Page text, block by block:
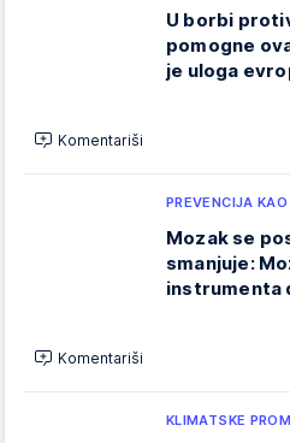
U borbi
pomogne
je uloga
Komentariši
PREVENCIJA
Mozak se
smanjuje:
instrumenta
Komentariši
KLIMATSKE